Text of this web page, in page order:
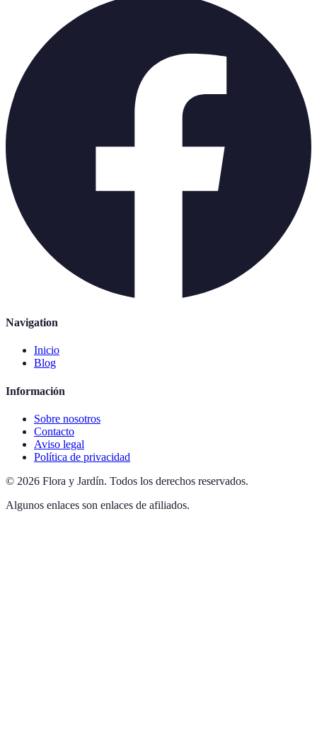
Navigation
Inicio
Blog
Información
Sobre nosotros
Contacto
Aviso legal
Política de privacidad
© 2026 Flora y Jardín. Todos los derechos reservados.
Algunos enlaces son enlaces de afiliados.